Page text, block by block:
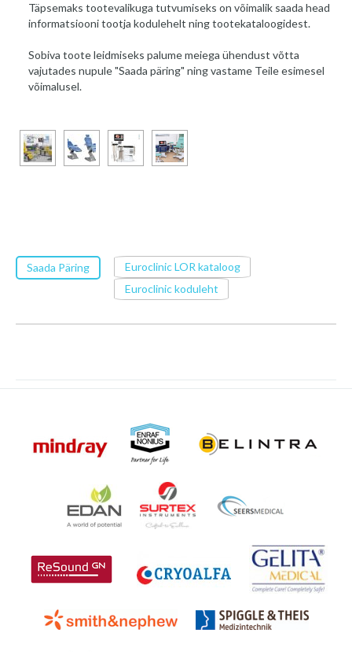
Täpsemaks tootevalikuga tutvumiseks on võimalik saada head
informatsiooni tootja kodulehelt ning tootekataloogidest.
Sobiva toote leidmiseks palume meiega ühendust võtta
vajutades nupule "Saada päring" ning vastame Teile esimesel
võimalusel.
Saada Päring
Euroclinic LOR kataloog
Euroclinic koduleht